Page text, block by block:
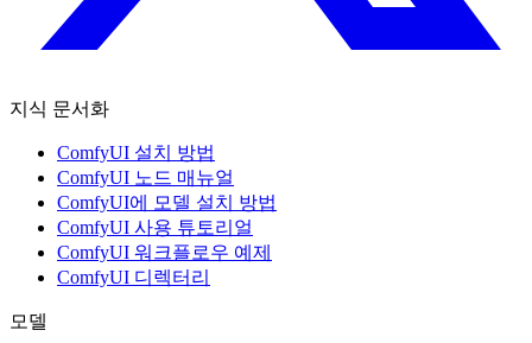
지식 문서화
ComfyUI 설치 방법
ComfyUI 노드 매뉴얼
ComfyUI에 모델 설치 방법
ComfyUI 사용 튜토리얼
ComfyUI 워크플로우 예제
ComfyUI 디렉터리
모델